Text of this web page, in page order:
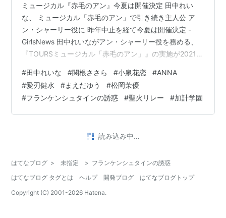
ミュージカル『赤毛のアン』今夏は開催決定 田中れい
な、 ミュージカル「赤毛のアン」で引き続き主人公 ア
ン・シャーリー役に 昨年中止を経て今夏は開催決定 -
GirlsNews 田中れいながアン・シャーリー役を務める、
『TOURSミュージカル「赤毛のアン」』の実施が2021年
ス pic.twitter.com/5kcJDxmlOx— 田中れいな 公式
(@ganbareina11) March 25, 2021 関根ささら 東京コミ
コン オフィシャルサポーター続投 今日は #東京コミコン
の撮影がありました♡そうなのです📣私、関根！…
#田中れいな #関根ささら #小泉花恋 #ANNA
#愛刃健水 #まえだゆう #松岡茉優
#フランケンシュタインの誘惑 #聖火リレー #加計学園
教養ドキュメントファンクラブ • 5年前
「ナチスとアスペルガーの子どもたち」
良心の医師の裏の顔 自閉症とされる子供たちの中に、高